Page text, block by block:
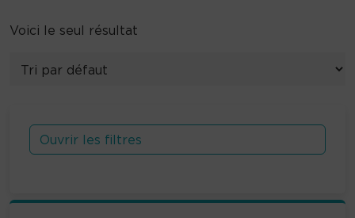
Voici le seul résultat
Ouvrir les filtres